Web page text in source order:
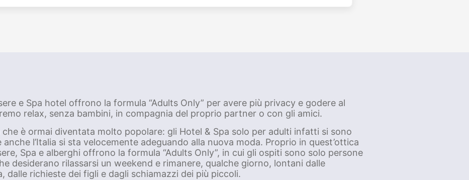
e Spa hotel offrono la formula “Adults Only” per avere più privacy e godere al
relax, senza bambini, in compagnia del proprio partner o con gli amici.
è ormai diventata molto popolare: gli Hotel & Spa solo per adulti infatti si sono
l’Italia si sta velocemente adeguando alla nuova moda. Proprio in quest’ottica
Spa e alberghi offrono la formula “Adults Only”, in cui gli ospiti sono solo persone
desiderano rilassarsi un weekend e rimanere, qualche giorno, lontani dalle
dalle richieste dei figli e dagli schiamazzi dei più piccoli.